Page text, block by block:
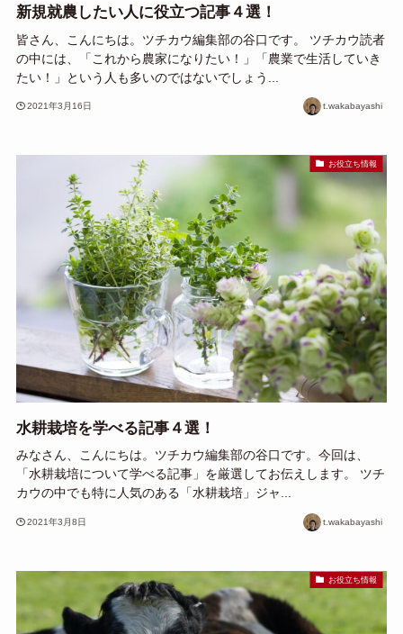
新規就農したい人に役立つ記事４選！
皆さん、こんにちは。ツチカウ編集部の谷口です。 ツチカウ読者
の中には、「これから農家になりたい！」「農業で生活していき
たい！」という人も多いのではないでしょう...
2021年3月16日 t.wakabayashi
お役立ち情報
水耕栽培を学べる記事４選！
みなさん、こんにちは。ツチカウ編集部の谷口です。今回は、
「水耕栽培について学べる記事」を厳選してお伝えします。 ツチ
カウの中でも特に人気のある「水耕栽培」ジャ...
2021年3月8日 t.wakabayashi
お役立ち情報